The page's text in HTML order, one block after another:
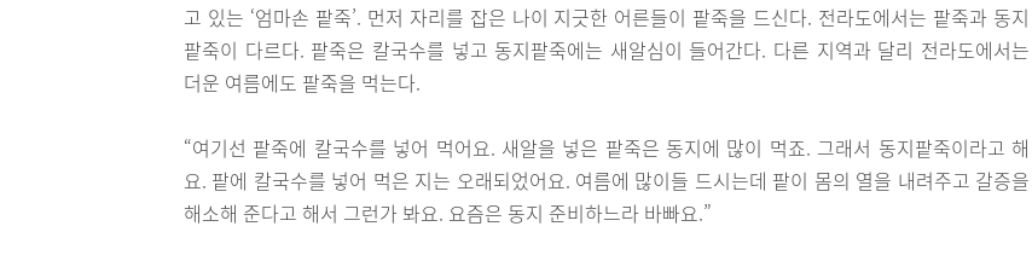
고 있는 ‘엄마손 팥죽’. 먼저 자리를 잡은 나이 지긋한 어른들이 팥죽을 드신다. 전라도에서는 팥죽과 동지
팥죽이 다르다. 팥죽은 칼국수를 넣고 동지팥죽에는 새알심이 들어간다. 다른 지역과 달리 전라도에서는
더운 여름에도 팥죽을 먹는다.
“여기선 팥죽에 칼국수를 넣어 먹어요. 새알을 넣은 팥죽은 동지에 많이 먹죠. 그래서 동지팥죽이라고 해
요. 팥에 칼국수를 넣어 먹은 지는 오래되었어요. 여름에 많이들 드시는데 팥이 몸의 열을 내려주고 갈증을
해소해 준다고 해서 그런가 봐요. 요즘은 동지 준비하느라 바빠요.”